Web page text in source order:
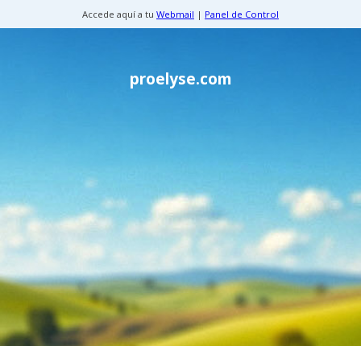
Accede aquí a tu Webmail | Panel de Control
proelyse.com